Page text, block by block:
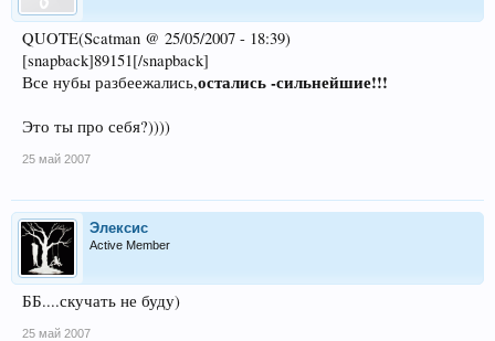
QUOTE(Scatman @ 25/05/2007 - 18:39)
[snapback]89151[/snapback]
Все нубы разбеежались,остались -сильнейшие!!!
Это ты про себя?))))
25 май 2007
Элексис
Active Member
ББ....скучать не буду)
25 май 2007